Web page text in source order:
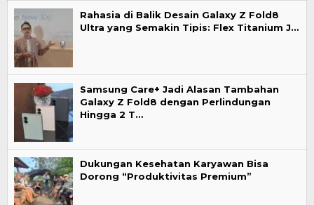
Rahasia di Balik Desain Galaxy Z Fold8
Ultra yang Semakin Tipis: Flex Titanium J…
Samsung Care+ Jadi Alasan Tambahan
Galaxy Z Fold8 dengan Perlindungan
Hingga 2 T…
Dukungan Kesehatan Karyawan Bisa
Dorong “Produktivitas Premium”